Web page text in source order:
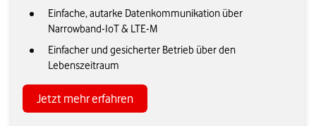
Einfache, autarke Datenkommunikation über
Narrowband-IoT & LTE-M
Einfacher und gesicherter Betrieb über den
Lebenszeitraum
Jetzt mehr erfahren